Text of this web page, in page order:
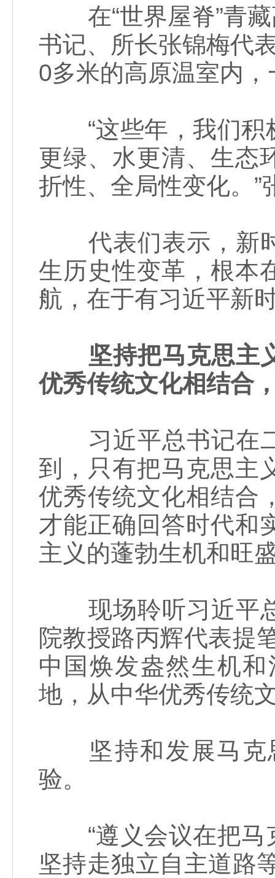
在“世界屋脊”青藏
书记、所长张锦梅代
0多米的高原温室内
“这些年，我们积
更绿、水更清、生态
折性、全局性变化。”
代表们表示，新时
生历史性变革，根本
航，在于有习近平新
坚持把马克思主
优秀传统文化相结合
习近平总书记在二
到，只有把马克思主
优秀传统文化相结合
才能正确回答时代和
主义的蓬勃生机和旺
现场聆听习近平总
院教授路丙辉代表提
中国焕发盎然生机
地，从中华优秀传统
坚持和发展马克
验。
“遵义会议在把马
坚持走独立自主道路